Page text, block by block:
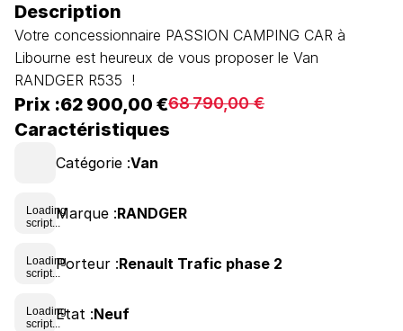
Description
Votre concessionnaire PASSION CAMPING CAR à
Libourne est heureux de vous proposer le Van
RANDGER R535  !
Prix :62 900,00 €68 790,00 €
Caractéristiques
Catégorie :Van
Loading
script...
Marque :RANDGER
Loading
script...
Porteur :Renault Trafic phase 2
Loading
script...
Etat :Neuf